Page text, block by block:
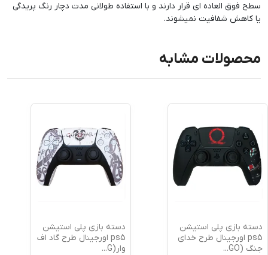
سطح فوق العاده ای قرار دارند و با استفاده طولانی مدت دچار رنگ پریدگی
یا کاهش شفافیت نمیشوند.
محصولات مشابه
دسته بازی پلی استیشن
ps5 اورجینال طرح خدای
جنگ (GO
...
دسته بازی پلی استیشن
ps5 اورجینال طرح گاد اف
وار(G ...